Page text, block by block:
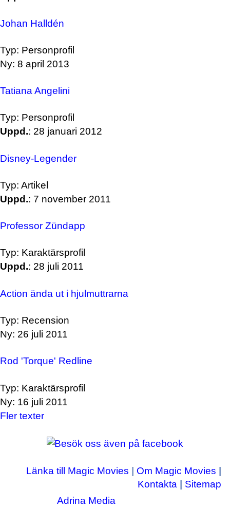
Johan Halldén
Typ: Personprofil
Ny: 8 april 2013
Tatiana Angelini
Typ: Personprofil
Uppd.: 28 januari 2012
Disney-Legender
Typ: Artikel
Uppd.: 7 november 2011
Professor Zündapp
Typ: Karaktärsprofil
Uppd.: 28 juli 2011
Action ända ut i hjulmuttrarna
Typ: Recension
Ny: 26 juli 2011
Rod 'Torque' Redline
Typ: Karaktärsprofil
Ny: 16 juli 2011
Fler texter
Länka till Magic Movies Om Magic Movies
Kontakta
Sitemap
Copyright © 2003-2026Adrina Media